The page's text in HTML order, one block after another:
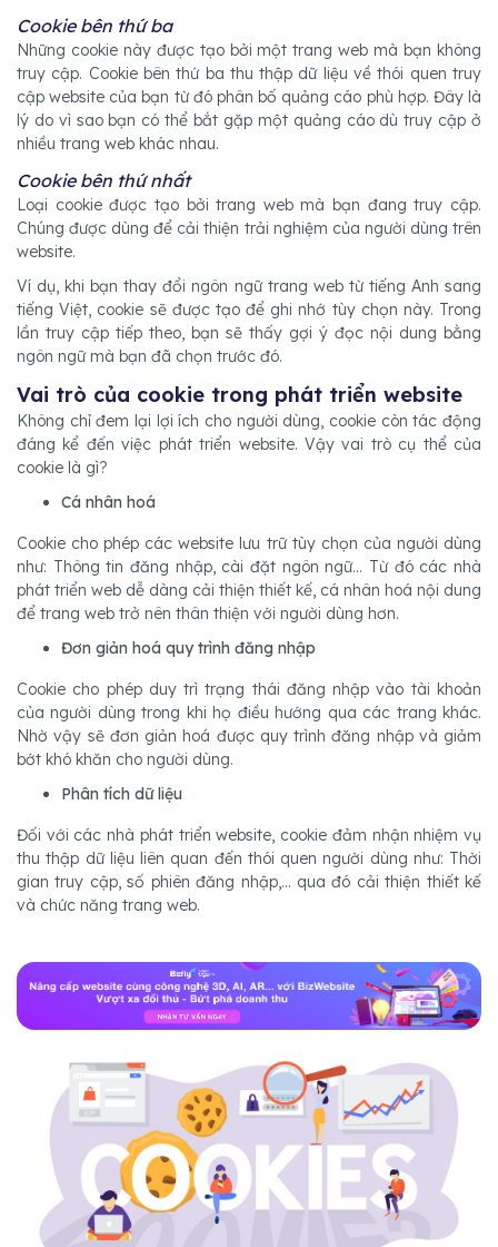
Cookie bên thứ ba
Những cookie này được tạo bởi một trang web mà bạn không
truy cập. Cookie bên thứ ba thu thập dữ liệu về thói quen truy
cập website của bạn từ đó phân bố quảng cáo phù hợp. Đây là
lý do vì sao bạn có thể bắt gặp một quảng cáo dù truy cập ở
nhiều trang web khác nhau.
Cookie bên thứ nhất
Loại cookie được tạo bởi trang web mà bạn đang truy cập.
Chúng được dùng để cải thiện trải nghiệm của người dùng trên
website.
Ví dụ, khi bạn thay đổi ngôn ngữ trang web từ tiếng Anh sang
tiếng Việt, cookie sẽ được tạo để ghi nhớ tùy chọn này. Trong
lần truy cập tiếp theo, bạn sẽ thấy gợi ý đọc nội dung bằng
ngôn ngữ mà bạn đã chọn trước đó.
Vai trò của cookie trong phát triển website
Không chỉ đem lại lợi ích cho người dùng, cookie còn tác động
đáng kể đến việc phát triển website. Vậy vai trò cụ thể của
cookie là gì?
Cá nhân hoá
Cookie cho phép các website lưu trữ tùy chọn của người dùng
như: Thông tin đăng nhập, cài đặt ngôn ngữ… Từ đó các nhà
phát triển web dễ dàng cải thiện thiết kế, cá nhân hoá nội dung
để trang web trở nên thân thiện với người dùng hơn.
Đơn giản hoá quy trình đăng nhập
Cookie cho phép duy trì trạng thái đăng nhập vào tài khoản
của người dùng trong khi họ điều hướng qua các trang khác.
Nhờ vậy sẽ đơn giản hoá được quy trình đăng nhập và giảm
bớt khó khăn cho người dùng.
Phân tích dữ liệu
Đối với các nhà phát triển website, cookie đảm nhận nhiệm vụ
thu thập dữ liệu liên quan đến thói quen người dùng như: Thời
gian truy cập, số phiên đăng nhập,... qua đó cải thiện thiết kế
và chức năng trang web.